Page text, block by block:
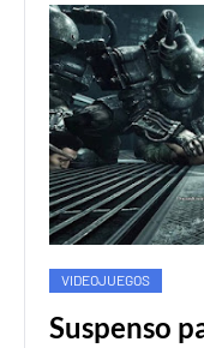
VIDEOJUEGOS
Suspenso